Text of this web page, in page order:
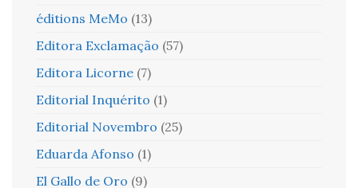
éditions MeMo (13)
Editora Exclamação (57)
Editora Licorne (7)
Editorial Inquérito (1)
Editorial Novembro (25)
Eduarda Afonso (1)
El Gallo de Oro (9)